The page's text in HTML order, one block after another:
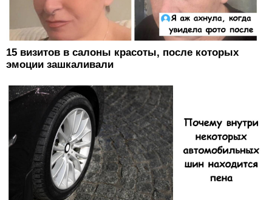
15 визитов в салоны красоты, после которых
эмоции зашкаливали